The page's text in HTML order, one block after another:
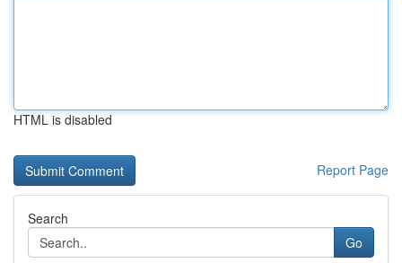
HTML is disabled
Report Page
Search
Go